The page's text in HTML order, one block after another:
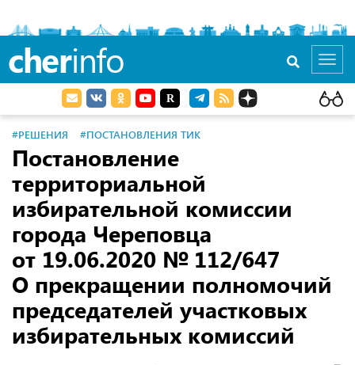
cherinfo
#РЕШЕНИЯ #ПОСТАНОВЛЕНИЯ ТИК
Постановление
территориальной
избирательной комиссии
города Череповца
от 19.06.2020 № 112/647
О прекращении полномочий
председателей участковых
избирательных комиссий